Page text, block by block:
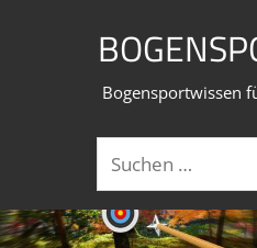
Bogensportwissen
Suchen
nach: